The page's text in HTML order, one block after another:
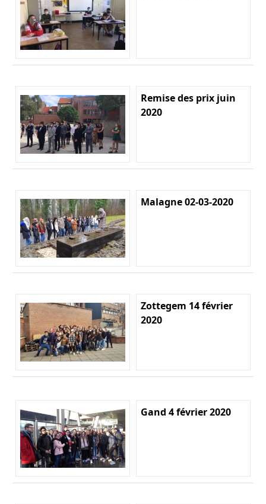
Remise des prix juin
2020
Malagne 02-03-2020
Zottegem 14 février
2020
Gand 4 février 2020